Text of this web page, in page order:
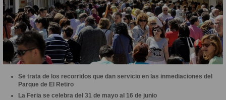
Se trata de los recorridos que dan servicio en las inmediaciones del
Parque de El Retiro
La Feria se celebra del 31 de mayo al 16 de junio